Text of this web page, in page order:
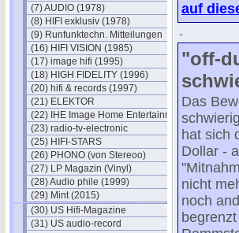
(7) AUDIO (1978)
(8) HIFI exklusiv (1978)
(9) Runfunktechn. Mitteilungen
(16) HIFI VISION (1985)
(17) image hifi (1995)
(18) HIGH FIDELITY (1996)
(20) hifi & records (1997)
(21) ELEKTOR
(22) IHE Image Home Entertainment
(23) radio-tv-electronic
(25) HIFI-STARS
(26) PHONO (von Stereoo)
(27) LP Magazin (Vinyl)
(28) Audio phile (1999)
(29) Mint (2015)
(30) US Hifi-Magazine
(31) US audio-record
auf
.
"off-
Das
hat sich
Dollar -
nicht
noch